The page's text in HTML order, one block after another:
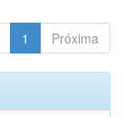
1 Próxima